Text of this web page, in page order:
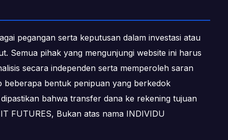
pegangan serta keputusan dalam investasi atau
Semua pihak yang mengunjungi website ini harus
secara independen serta memperoleh saran
beberapa bentuk penipuan yang berkedok
bahwa transfer dana ke rekening tujuan
FUTURES, Bukan atas nama INDIVIDU